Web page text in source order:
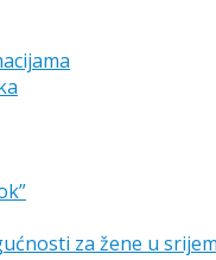
za žene u